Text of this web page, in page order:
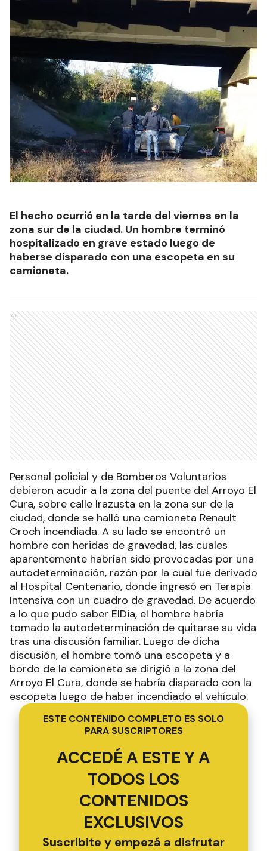
El hecho ocurrió en la tarde del viernes en la
zona sur de la ciudad. Un hombre terminó
hospitalizado en grave estado luego de
haberse disparado con una escopeta en su
camioneta.
Ads
Personal policial y de Bomberos Voluntarios
debieron acudir a la zona del puente del Arroyo El
Cura, sobre calle Irazusta en la zona sur de la
ciudad, donde se halló una camioneta Renault
Oroch incendiada. A su lado se encontró un
hombre con heridas de gravedad, las cuales
aparentemente habrían sido provocadas por una
autodeterminación, razón por la cual fue derivado
al Hospital Centenario, donde ingresó en Terapia
Intensiva con un cuadro de gravedad. De acuerdo
a lo que pudo saber ElDia, el hombre habría
tomado la autodeterminación de quitarse su vida
tras una discusión familiar. Luego de dicha
discusión, el hombre tomó una escopeta y a
bordo de la camioneta se dirigió a la zona del
Arroyo El Cura, donde se habría disparado con la
escopeta luego de haber incendiado el vehículo.
ESTE CONTENIDO COMPLETO ES SOLO
PARA SUSCRIPTORES
ACCEDÉ A ESTE Y A
TODOS LOS
CONTENIDOS
EXCLUSIVOS
Suscribite y empezá a disfrutar